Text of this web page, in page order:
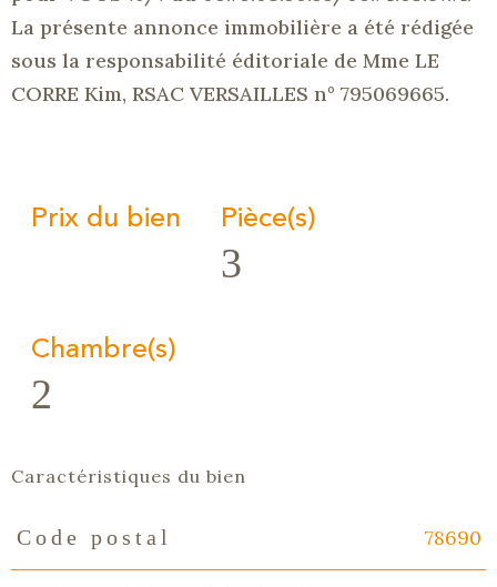
La présente annonce immobilière a été rédigée
sous la responsabilité éditoriale de Mme LE
CORRE Kim, RSAC VERSAILLES n° 795069665.
Prix du bien Pièce(s)
3
Chambre(s)
2
Caractéristiques du bien
Caractéristiques
Code postal 78690